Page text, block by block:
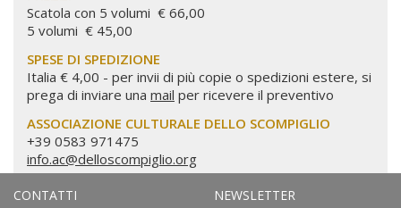
Scatola con 5 volumi € 66,00
5 volumi € 45,00
SPESE DI SPEDIZIONE
Italia € 4,00 - per invii di più copie o spedizioni estere, si
prega di inviare una mail per ricevere il preventivo
ASSOCIAZIONE CULTURALE DELLO SCOMPIGLIO
+39 0583 971475
info.ac@delloscompiglio.org
CONTATTI
NEWSLETTER